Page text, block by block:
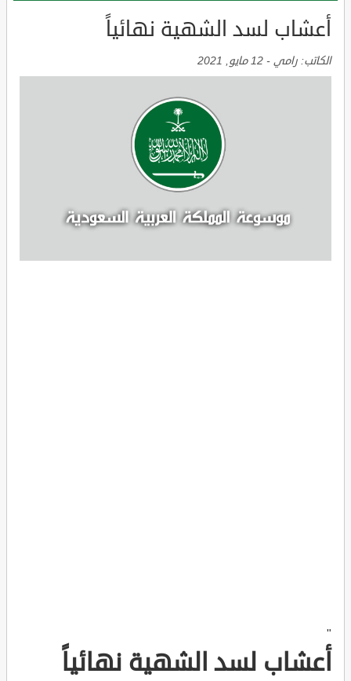
أعشاب لسد الشهية نهائياً
الكاتب: رامي - 12 مايو, 2021
"
أعشاب لسد الشهية نهائياً